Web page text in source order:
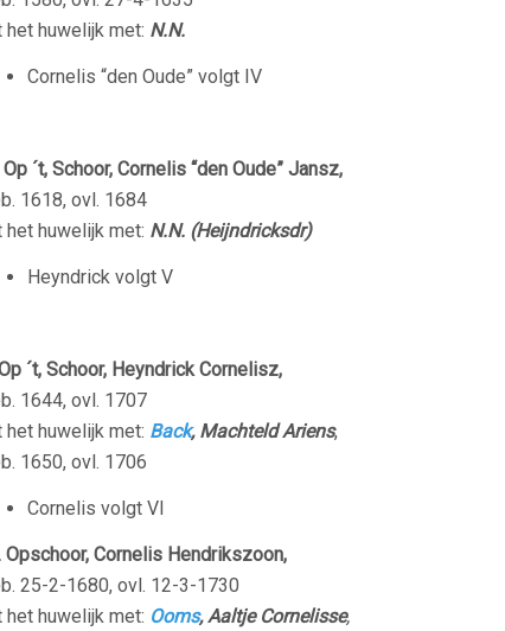
het huwelijk met: N.N.
Cornelis “den Oude” volgt IV
Op ´t, Schoor, Cornelis “den Oude” Jansz,
1618, ovl. 1684
het huwelijk met: N.N. (Heijndricksdr)
Heyndrick volgt V
´t, Schoor, Heyndrick Cornelisz,
1644, ovl. 1707
het huwelijk met: Back, Machteld Ariens,
1650, ovl. 1706
Cornelis volgt VI
Opschoor, Cornelis Hendrikszoon,
25-2-1680, ovl. 12-3-1730
het huwelijk met: Ooms, Aaltje Cornelisse,